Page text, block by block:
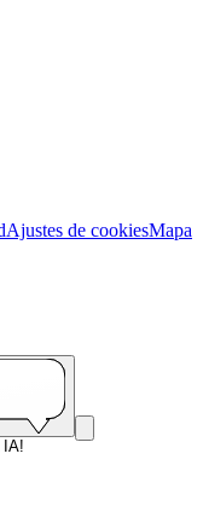
Ajustes de cookiesMapa
IA!